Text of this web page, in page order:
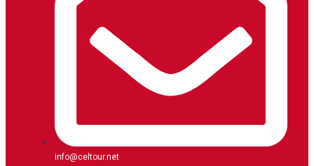
info@celtour.net